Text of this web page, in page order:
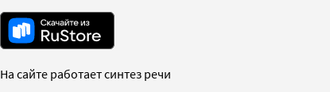
На сайте работает синтез речи